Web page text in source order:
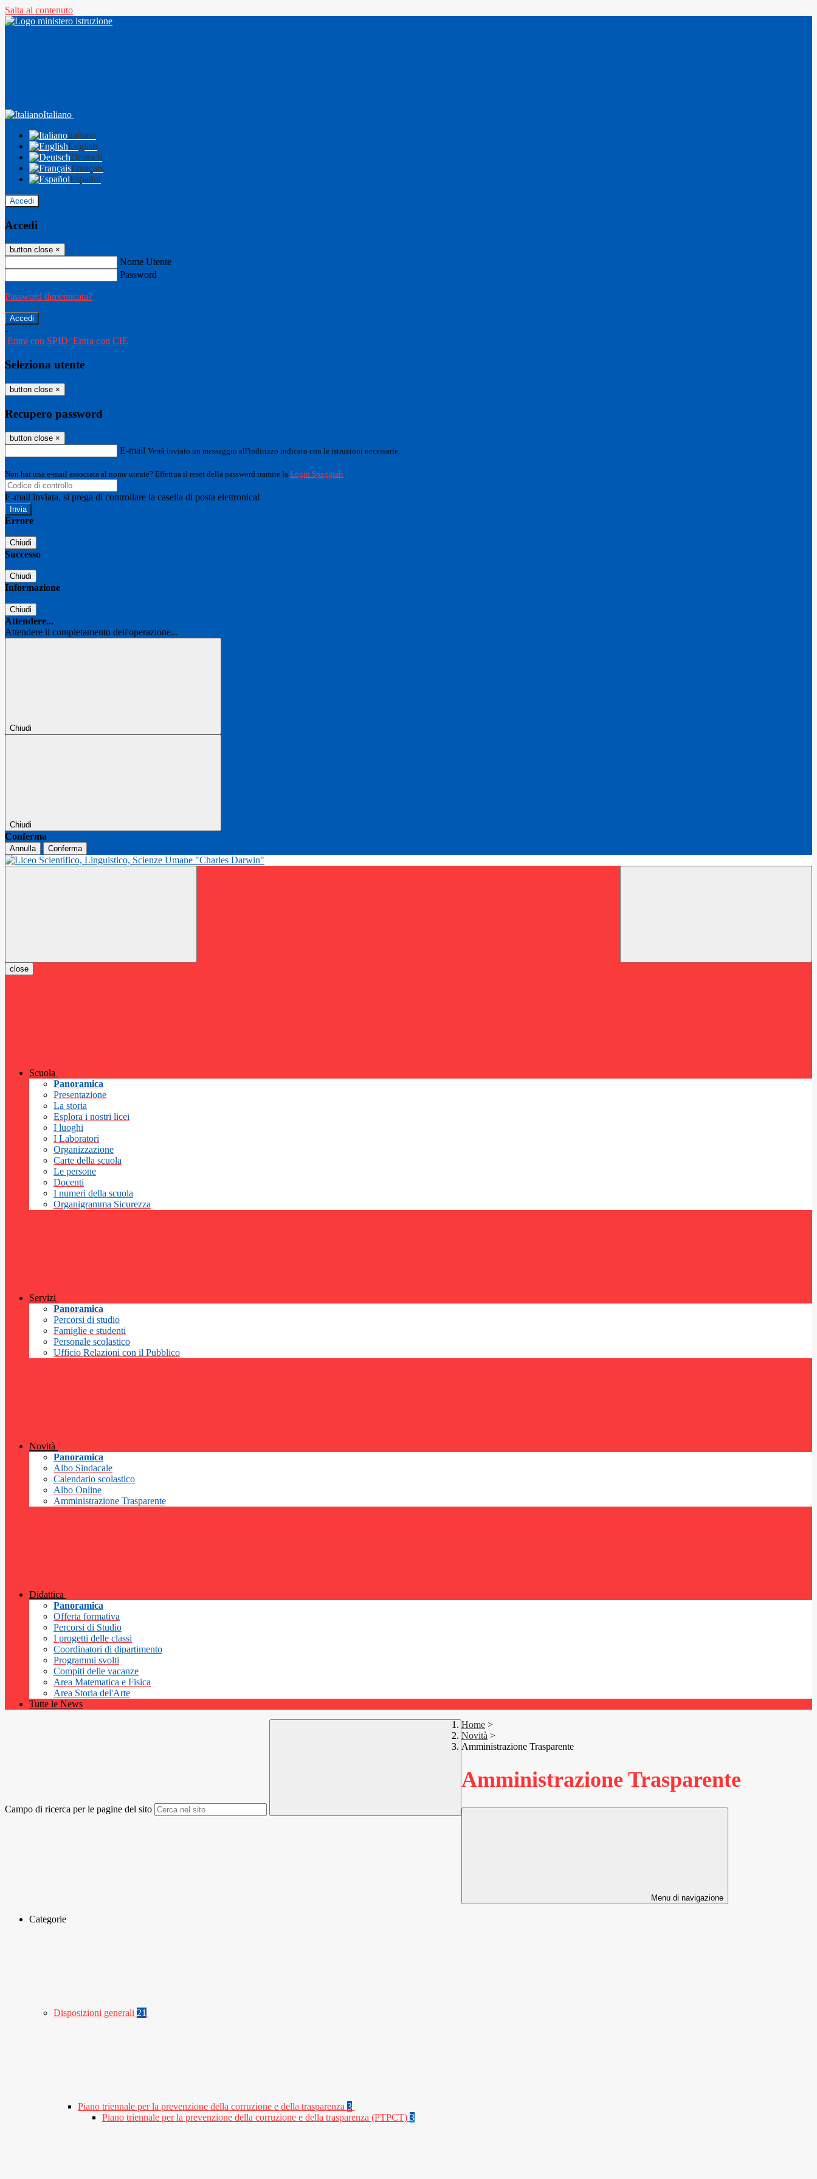
Salta al contenuto
Italiano
Italiano
English
Deutsch
Français
Español
Accedi
Accedi
button close ×
Nome Utente
Password
Password dimenticata?
-
Entra con SPID Entra con CIE
Seleziona utente
button close ×
Recupero password
button close ×
E-mail Verrà inviato un messaggio all'indirizzo indicato con le istruzioni necessarie.
Non hai una e-mail associata al nome utente? Effettua il reset della password tramite la Login Spaggiari
E-mail inviata, si prega di controllare la casella di posta elettronica!
Errore
Chiudi
Successo
Chiudi
Informazione
Chiudi
Attendere...
Attendere il completamento dell'operazione...
Chiudi
Chiudi
Conferma
Annulla Conferma
close
Scuola
Panoramica
Presentazione
La storia
Esplora i nostri licei
I luoghi
I Laboratori
Organizzazione
Carte della scuola
Le persone
Docenti
I numeri della scuola
Organigramma Sicurezza
Servizi
Panoramica
Percorsi di studio
Famiglie e studenti
Personale scolastico
Ufficio Relazioni con il Pubblico
Novità
Panoramica
Albo Sindacale
Calendario scolastico
Albo Online
Amministrazione Trasparente
Didattica
Panoramica
Offerta formativa
Percorsi di Studio
I progetti delle classi
Coordinatori di dipartimento
Programmi svolti
Compiti delle vacanze
Area Matematica e Fisica
Area Storia del'Arte
Tutte le News
Campo di ricerca per le pagine del sito
Home >
Novità >
Amministrazione Trasparente
Amministrazione Trasparente
Menu di navigazione
Categorie
Disposizioni generali 21
Piano triennale per la prevenzione della corruzione e della trasparenza 3
Piano triennale per la prevenzione della corruzione e della trasparenza (PTPCT) 3